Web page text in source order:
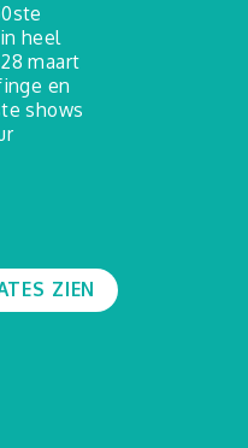
heel
maart
en
shows
ZIEN